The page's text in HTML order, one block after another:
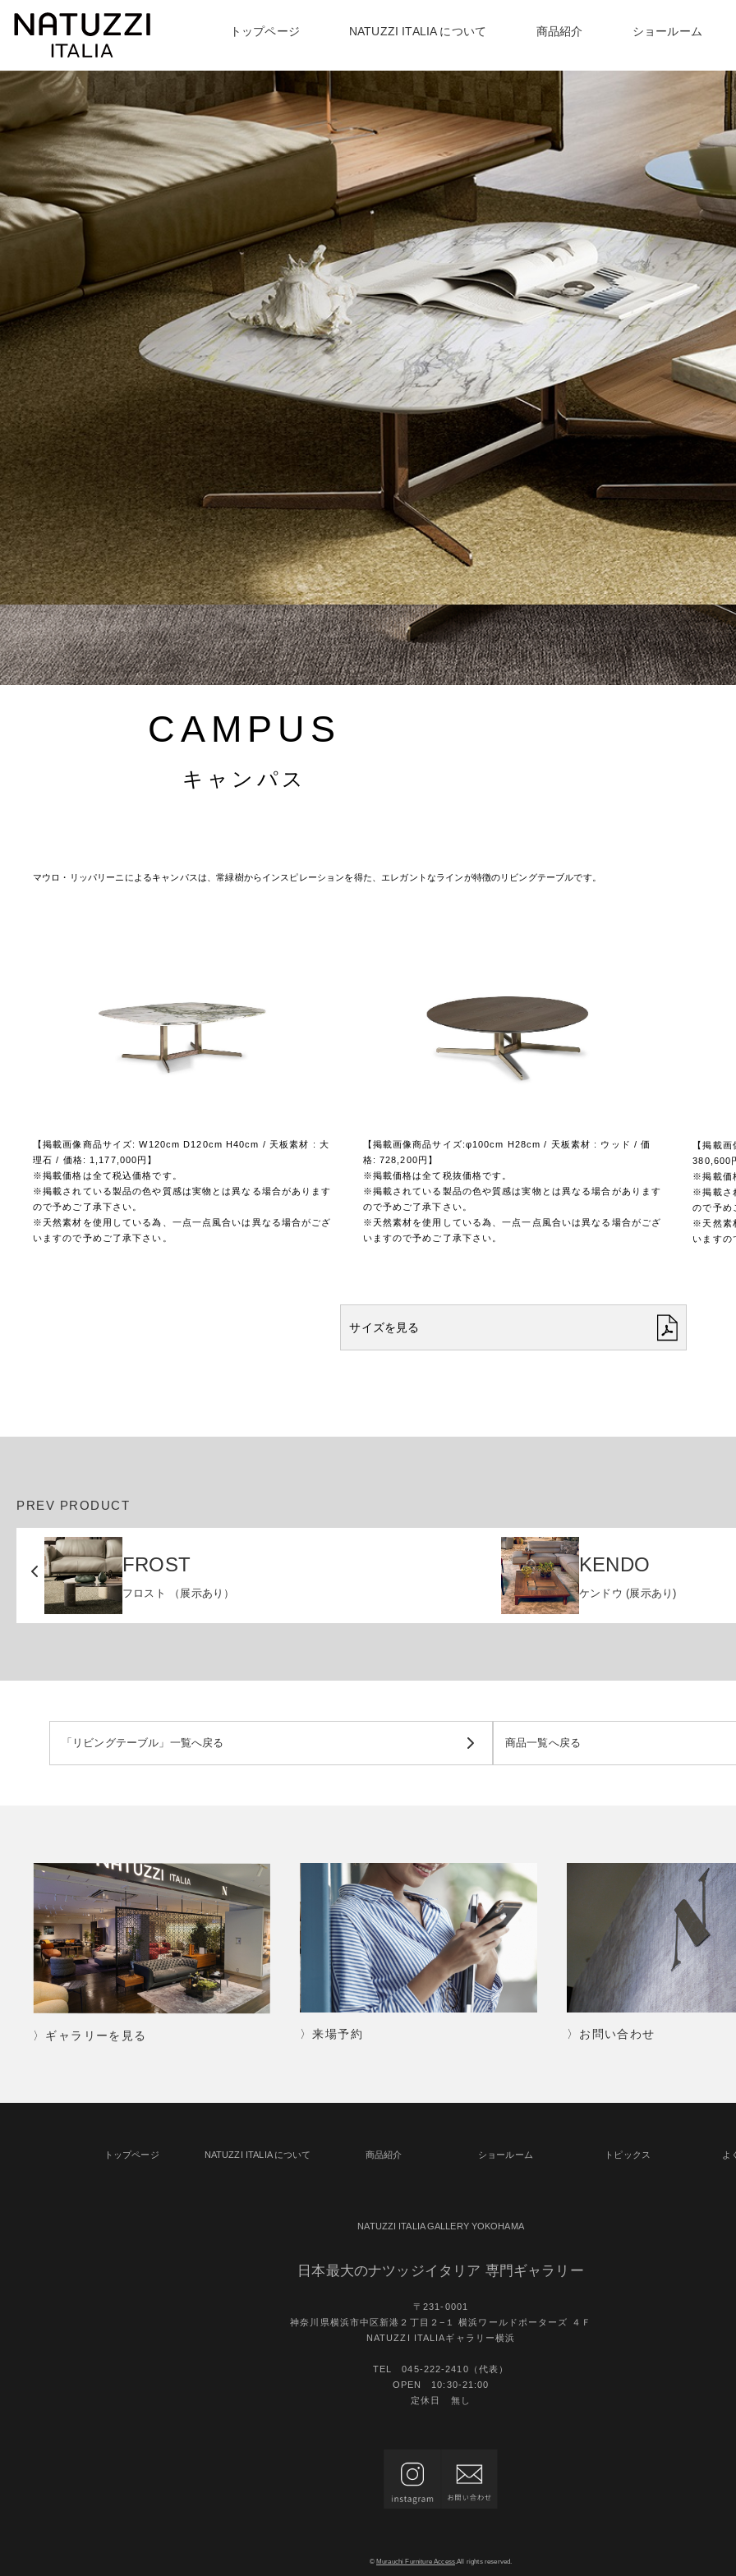
トップページ NATUZZI ITALIA について
ABOUT 〉NATUZZI ITARIA について一覧
〉ハンドメイドで追及する
あなたに合わせた座り心地
〉イタリア職人が作る
上質かつモダンなデザイン
〉
世界72か国で愛される
ヨーロッパNo1 ソファブランド
商品紹介
PRODUCT〉商品紹介一覧
〉アームチェア 〉リヴァイブ 〉リビングテーブル デス
〉ダイニングテーブル 〉ダイニングチェア 〉サイドボード 〉ベッドフレーム 〉ラグ
ショールーム
TOPICS 〉トッピクス一覧
EVENT
〉最新のイベント情報
NEWS
〉ナツッジイタリアからのお知らせ
CAMPUS
キャンパス
マウロ・リッパリーニによるキャンパスは、常緑樹からインスピレーションを得た、エレガントなラインが特徴のリビングテーブルです。
【掲載画像商品サイズ: W120cm D120cm H40cm / 天板素材 : 大
理石 / 価格: 1,177,000円】
※掲載価格は全て税込価格です。
※掲載されている製品の色や質感は実物とは異なる場合があります
ので予めご了承下さい。
※天然素材を使用している為、一点一点風合いは異なる場合がござ
いますので予めご了承下さい。
【掲載画像商品サイズ:φ100cm H28cm / 天板素材 : ウッド / 価
格: 728,200円】
※掲載価格は全て税抜価格です。
※掲載されている製品の色や質感は実物とは異なる場合があります
ので予めご了承下さい。
※天然素材を使用している為、一点一点風合いは異なる場合がござ
いますので予めご了承下さい。
【掲載
380,600
※掲載価
※掲載さ
ので予め
※天然素
いますの
サイズを見る
PREV PRODUCT
FROST
フロスト （展示あり）
KENDO
ケンドウ (展示あり)
「リビングテーブル」一覧へ戻る 商品一覧へ戻る
〉ギャラリーを見る 〉来場予約 〉お問い合わせ
トップページ NATUZZI ITALIA について 商品紹介 ショールーム トピックス よ
NATUZZI ITALIA GALLERY YOKOHAMA
日本最大のナツッジイタリア 専門ギャラリー
〒231-0001
神奈川県横浜市中区新港２丁目２−１ 横浜ワールドポーターズ ４Ｆ
NATUZZI ITALIAギャラリー横浜
TEL 045-222-2410（代表）
OPEN 10:30-21:00
定休日 無し
© Murauchi Furniture Access.All rights reserved.